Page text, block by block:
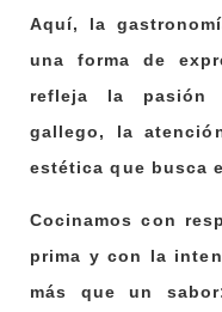
Aquí, la
una forma de
refleja la pasión
gallego, la
estética que busca
Cocinamos con
prima y con la
más que un